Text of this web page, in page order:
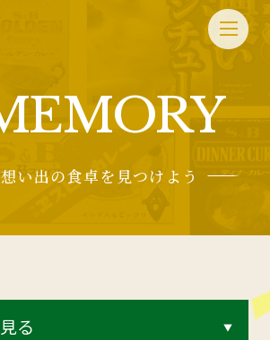
い出の食卓を見つけよう
る